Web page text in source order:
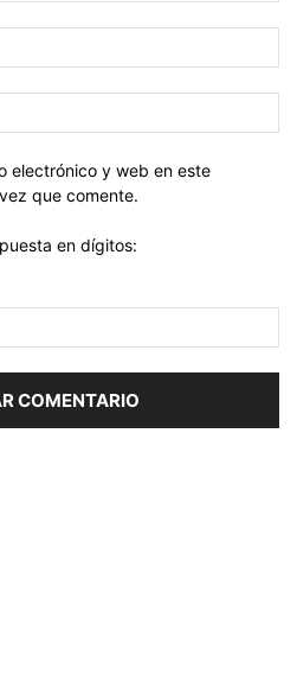
electrónico y web en este
que comente.
en dígitos: